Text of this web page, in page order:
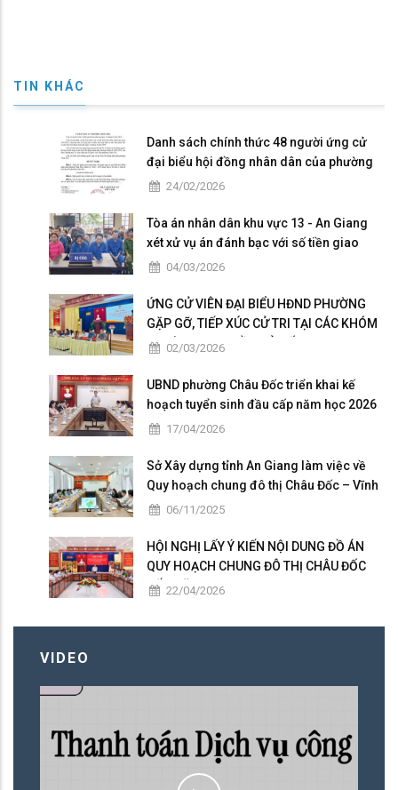
TIN KHÁC
Danh sách chính thức 48 người ứng cử
đại biểu hội đồng nhân dân của phường
Châu Đốc nhiệm kỳ 2026 - 2031
24/02/2026
Tòa án nhân dân khu vực 13 - An Giang
xét xử vụ án đánh bạc với số tiền giao
dịch hơn 4,9 tỷ đồng
04/03/2026
ỨNG CỬ VIÊN ĐẠI BIỂU HĐND PHƯỜNG
GẶP GỠ, TIẾP XÚC CỬ TRI TẠI CÁC KHÓM
THUỘC ĐƠN VỊ BẦU CỬ SỐ 5
02/03/2026
UBND phường Châu Đốc triển khai kế
hoạch tuyển sinh đầu cấp năm học 2026
– 202717/04/2026
Sở Xây dựng tỉnh An Giang làm việc về
Quy hoạch chung đô thị Châu Đốc – Vĩnh
Tế giai đoạn 2025 – 2026
06/11/2025
HỘI NGHỊ LẤY Ý KIẾN NỘI DUNG ĐỒ ÁN
QUY HOẠCH CHUNG ĐÔ THỊ CHÂU ĐỐC
ĐẾN NĂM 2050
22/04/2026
VIDEO